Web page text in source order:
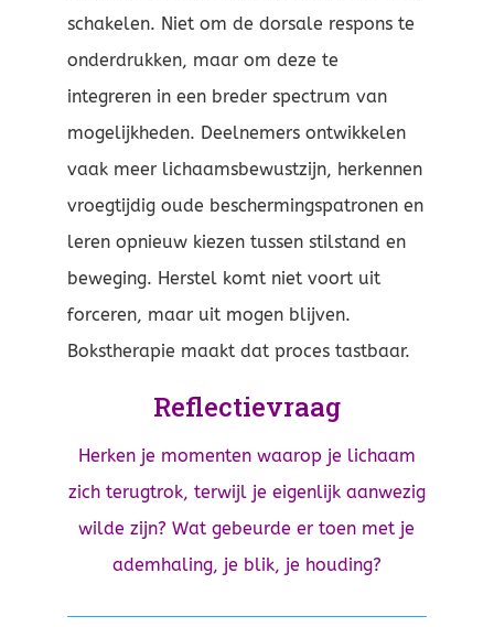
schakelen. Niet om de dorsale respons te
onderdrukken, maar om deze te
integreren in een breder spectrum van
mogelijkheden. Deelnemers ontwikkelen
vaak meer lichaamsbewustzijn, herkennen
vroegtijdig oude beschermingspatronen en
leren opnieuw kiezen tussen stilstand en
beweging. Herstel komt niet voort uit
forceren, maar uit mogen blijven.
Bokstherapie maakt dat proces tastbaar.
Reflectievraag
Herken je momenten waarop je lichaam
zich terugtrok, terwijl je eigenlijk aanwezig
wilde zijn? Wat gebeurde er toen met je
ademhaling, je blik, je houding?